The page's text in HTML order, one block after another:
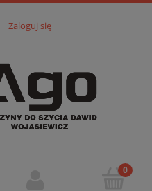
Zaloguj się